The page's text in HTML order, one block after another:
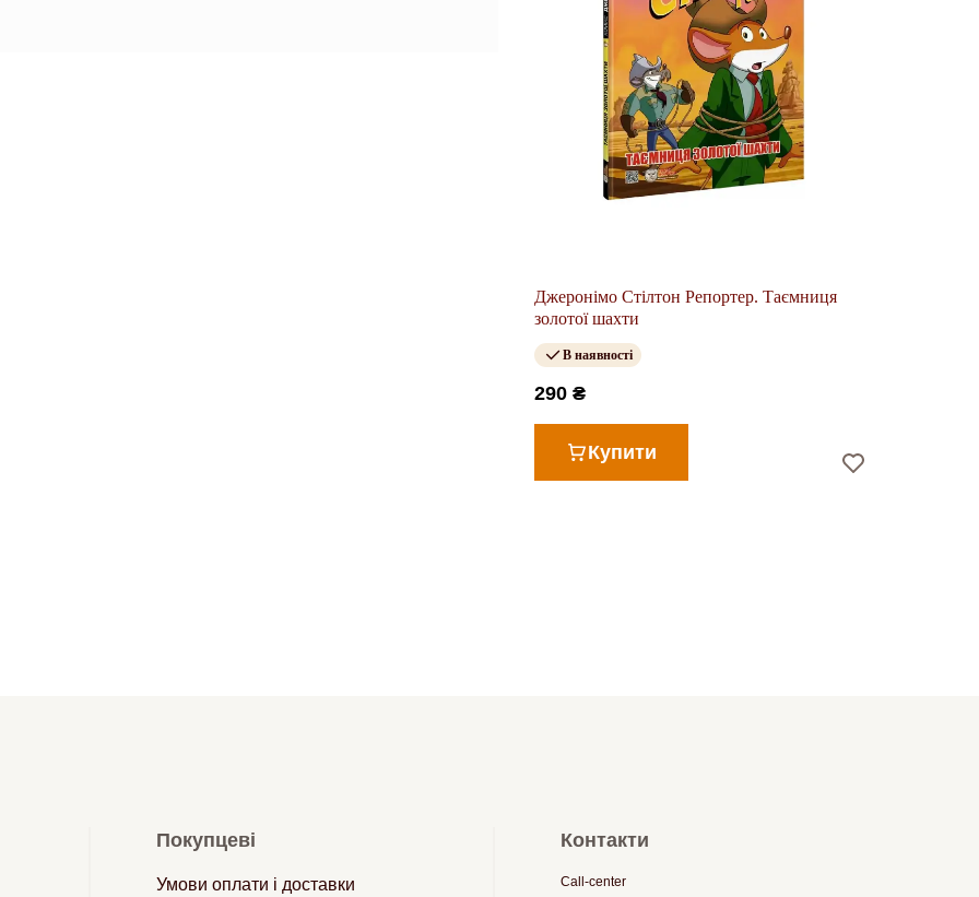
Джеронімо Стілтон Репортер. Таємниця
золотої шахти
В наявності
290 ₴
Купити
Покупцеві
Умови оплати і доставки
Контакти
Call-center